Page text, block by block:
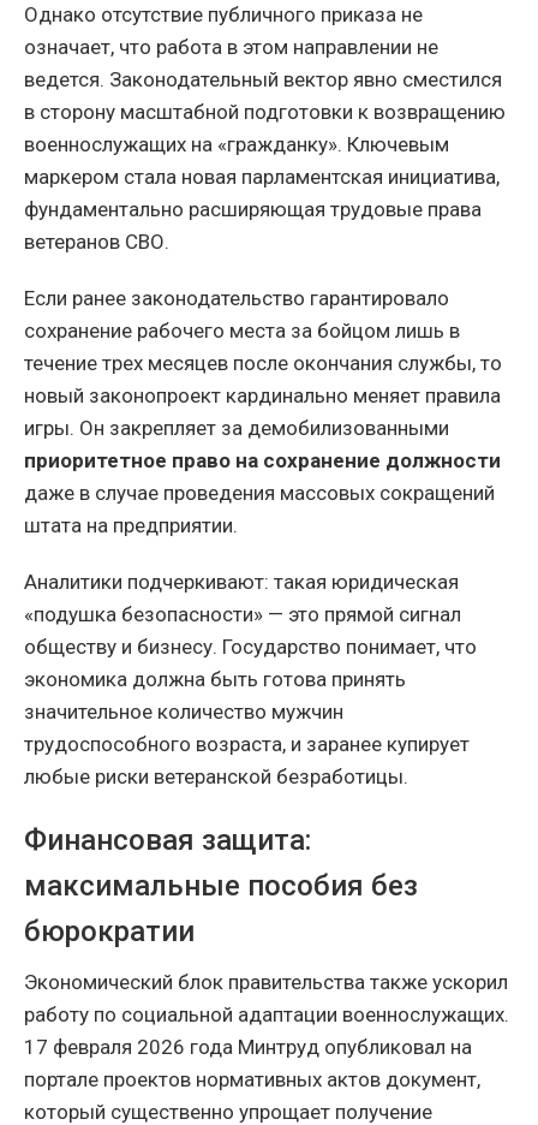
Однако отсутствие публичного приказа не
означает, что работа в этом направлении не
ведется. Законодательный вектор явно сместился
в сторону масштабной подготовки к возвращению
военнослужащих на «гражданку». Ключевым
маркером стала новая парламентская инициатива,
фундаментально расширяющая трудовые права
ветеранов СВО.
Если ранее законодательство гарантировало
сохранение рабочего места за бойцом лишь в
течение трех месяцев после окончания службы, то
новый законопроект кардинально меняет правила
игры. Он закрепляет за демобилизованными
приоритетное право на сохранение должности
даже в случае проведения массовых сокращений
штата на предприятии.
Аналитики подчеркивают: такая юридическая
«подушка безопасности» — это прямой сигнал
обществу и бизнесу. Государство понимает, что
экономика должна быть готова принять
значительное количество мужчин
трудоспособного возраста, и заранее купирует
любые риски ветеранской безработицы.
Финансовая защита:
максимальные пособия без
бюрократии
Экономический блок правительства также ускорил
работу по социальной адаптации военнослужащих.
17 февраля 2026 года Минтруд опубликовал на
портале проектов нормативных актов документ,
который существенно упрощает получение